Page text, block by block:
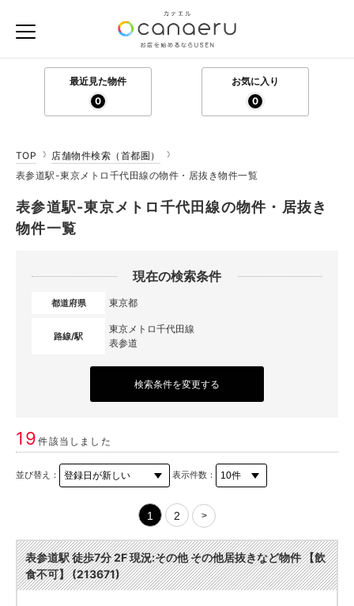
最近見た物件
0
お気に入り
0
TOP
店舗物件検索（首都圏）
表参道駅-東京メトロ千代田線の物件・居抜き物件一覧
表参道駅-東京メトロ千代田線の物件・居抜き
物件一覧
現在の検索条件
都道府県 東京都
路線/駅
東京メトロ千代田線
表参道
検索条件を変更する
19件該当しました
並び替え： 表示件数：
1 2 >
表参道駅 徒歩7分 2F 現況:その他 その他居抜きなど物件 【飲
食不可】 (213671)